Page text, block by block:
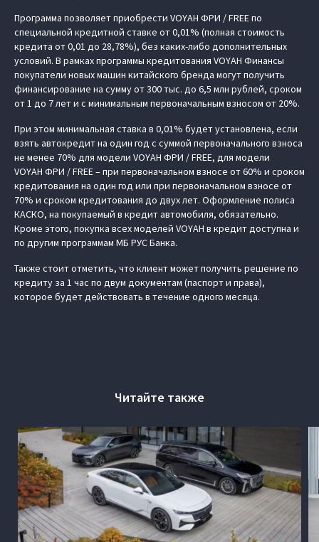
Программа позволяет приобрести VOYAH ФРИ / FREE по
специальной кредитной ставке от 0,01% (полная стоимость
кредита от 0,01 до 28,78%), без каких-либо дополнительных
условий. В рамках программы кредитования VOYAH Финансы
покупатели новых машин китайского бренда могут получить
финансирование на сумму от 300 тыс. до 6,5 млн рублей, сроком
от 1 до 7 лет и с минимальным первоначальным взносом от 20%.
При этом минимальная ставка в 0,01% будет установлена, если
взять автокредит на один год с суммой первоначального взноса
не менее 70% для модели VOYAH ФРИ / FREE, для модели
VOYAH ФРИ / FREE – при первоначальном взносе от 60% и сроком
кредитования на один год или при первоначальном взносе от
70% и сроком кредитования до двух лет. Оформление полиса
КАСКО, на покупаемый в кредит автомобиля, обязательно.
Кроме этого, покупка всех моделей VOYAH в кредит доступна и
по другим программам МБ РУС Банка.
Также стоит отметить, что клиент может получить решение по
кредиту за 1 час по двум документам (паспорт и права),
которое будет действовать в течение одного месяца.
Читайте также